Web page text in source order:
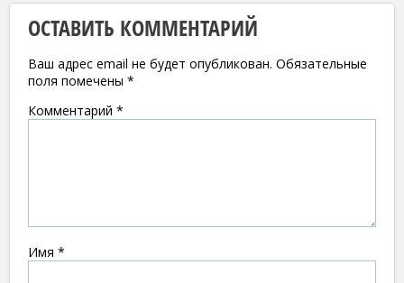
ОСТАВИТЬ КОММЕНТАРИЙ
Ваш адрес email не будет опубликован. Обязательные
поля помечены *
Комментарий *
Имя *